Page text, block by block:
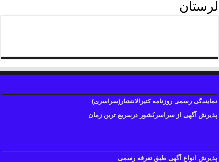
لرستان
نمایندگی رسمی روزنامه کثیرالانتشار(سراسری)
پذیرش آگهی از سراسرکشور درسریع ترین زمان
پذیرش انواع آگهی طبق تعرفه رسمی